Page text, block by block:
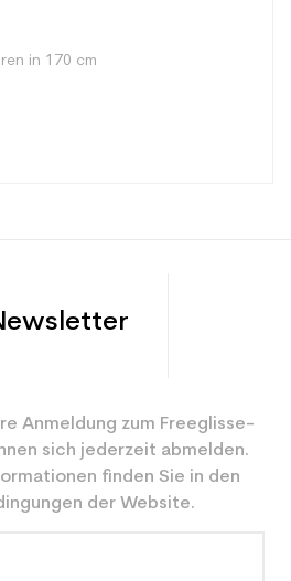
in 170 cm
Gemischt
Grau
3.9
Anmeldung zum Freeglisse-
sich jederzeit abmelden.
finden Sie in den
der Website.